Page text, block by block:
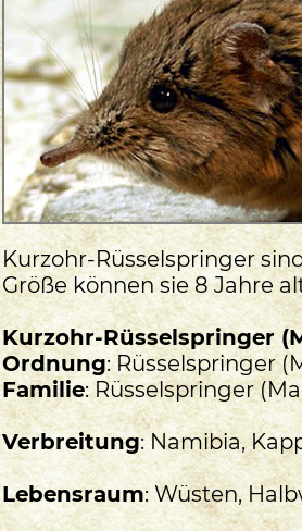
Kurzohr-Rüsselspringer
Größe können sie 8 Jahre
Kurzohr-Rüsselspringer
Ordnung: Rüsselspringer
Familie: Rüsselspringer
Verbreitung: Namibia,
Lebensraum: Wüsten,